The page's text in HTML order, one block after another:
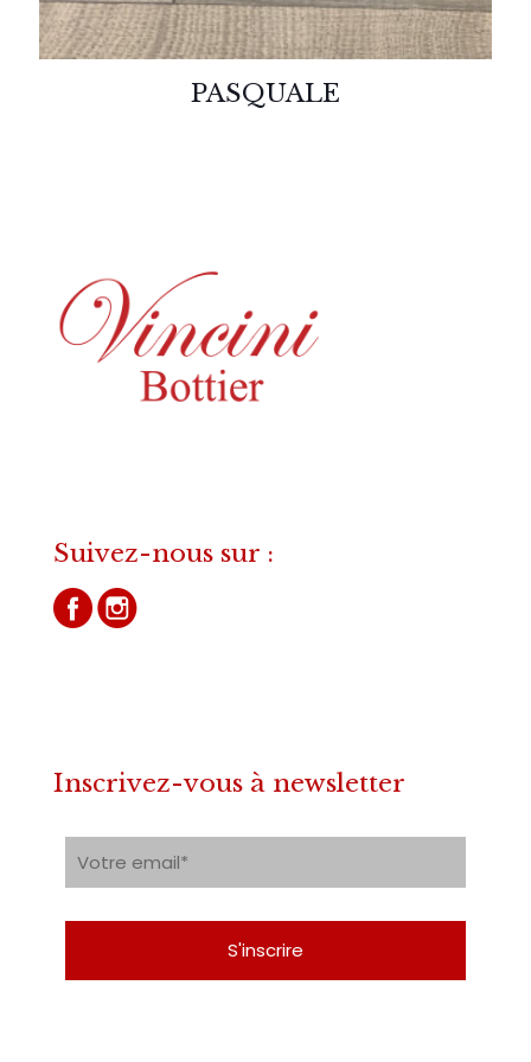
PASQUALE
Suivez-nous sur :
Inscrivez-vous à newsletter